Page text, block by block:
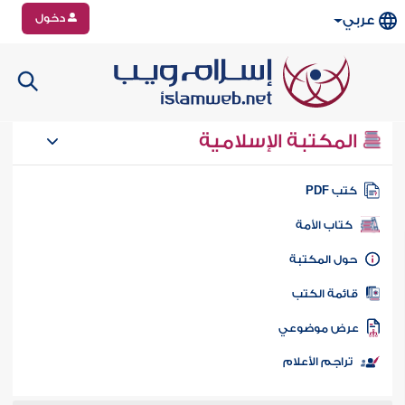
عربي دخول
المكتبة الإسلامية
كتب PDF
كتاب الأمة
المكتبة
الكتب
موضوعي